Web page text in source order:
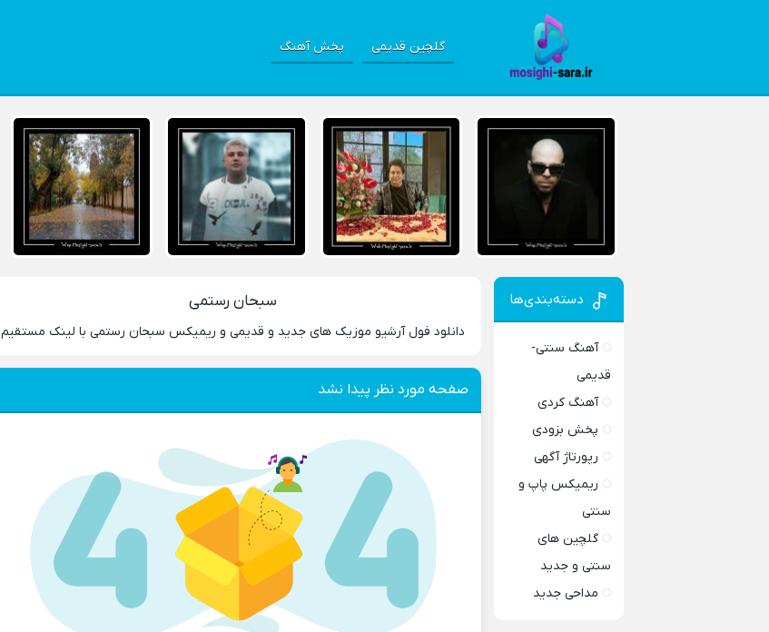
گلچین قدیمی پخش آهنگ
سبحان رستمی
دانلود فول آرشیو موزیک های جدید و قدیمی و ریمیکس سبحان رستمی با لینک مستقیم
صفحه مورد نظر پیدا نشد
دسته‌بندی‌ها
آهنگ سنتی-
قدیمی
آهنگ کردی
پخش بزودی
رپورتاژ آگهی
ریمیکس پاپ و
سنتی
گلچین های
سنتی و جدید
مداحی جدید